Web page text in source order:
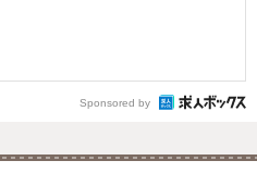
Sponsored by